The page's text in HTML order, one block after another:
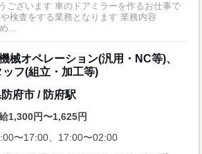
ございます 車のドアミラーを作るお仕事で
検査をする業務となります 業務内容
...
械オペレーション(汎用・NC等)、
フ(組立・加工等)
府市 / 防府駅
1,300円〜1,625円
〜17:00、17:00〜02:00